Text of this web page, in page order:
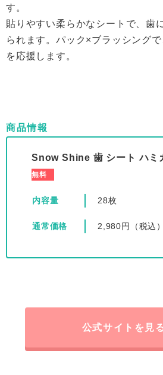
す。
貼りやすい柔らかなシートで、歯
られます。パック×ブラッシング
を応援します。
商品情報
Snow Shine 歯 シート ハミ
無料
内容量 28枚
通常価格 2,980円（税込）
公式サイトを見